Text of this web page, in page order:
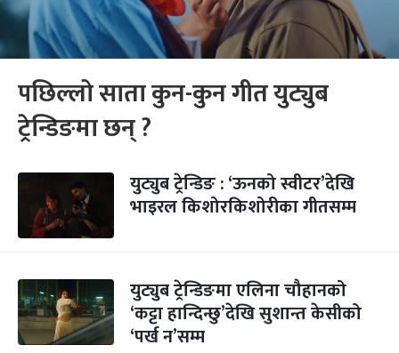
पछिल्लो साता कुन-कुन गीत युट्युब
ट्रेन्डिङमा छन् ?
युट्युब ट्रेन्डिङ : ‘ऊनको स्वीटर’देखि
भाइरल किशोरकिशोरीका गीतसम्म
युट्युब ट्रेन्डिङमा एलिना चौहानको
‘कट्टा हान्दिन्छु’देखि सुशान्त केसीको
‘पर्ख न’सम्म